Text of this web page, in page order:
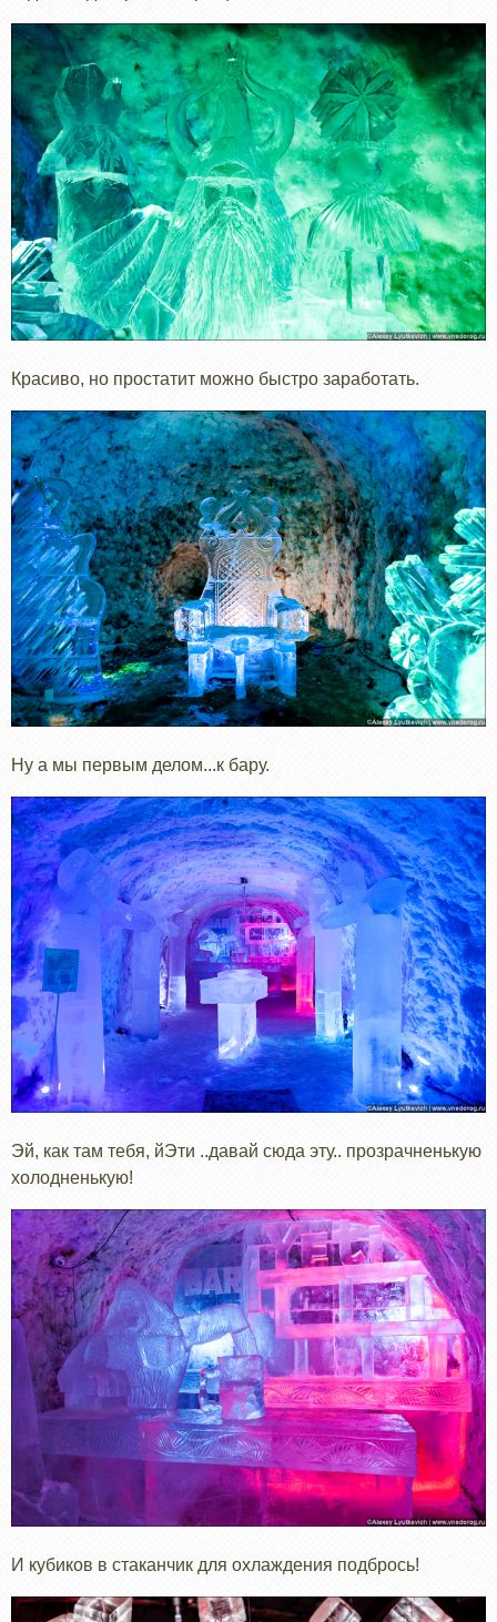
Красиво, но простатит можно быстро заработать.
Ну а мы первым делом...к бару.
Эй, как там тебя, йЭти ..давай сюда эту.. прозрачненькую
холодненькую!
И кубиков в стаканчик для охлаждения подбрось!